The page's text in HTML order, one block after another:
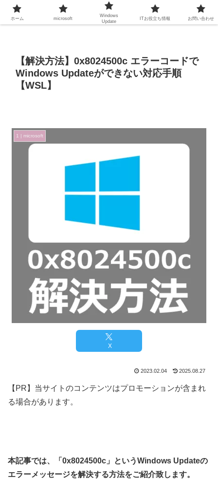
【解決方法】0x8024500c エラーコードで
Windows Updateができない対応手順
【WSL】
1 | microsoft
X
2023.02.04 2025.08.27
【PR】当サイトのコンテンツはプロモーションが含まれ
る場合があります。
本記事では、「0x8024500c」というWindows Updateの
エラーメッセージを解決する方法をご紹介致します。
ホーム microsoft
Windows
Update
ITお役立ち情報 お問い合わせ